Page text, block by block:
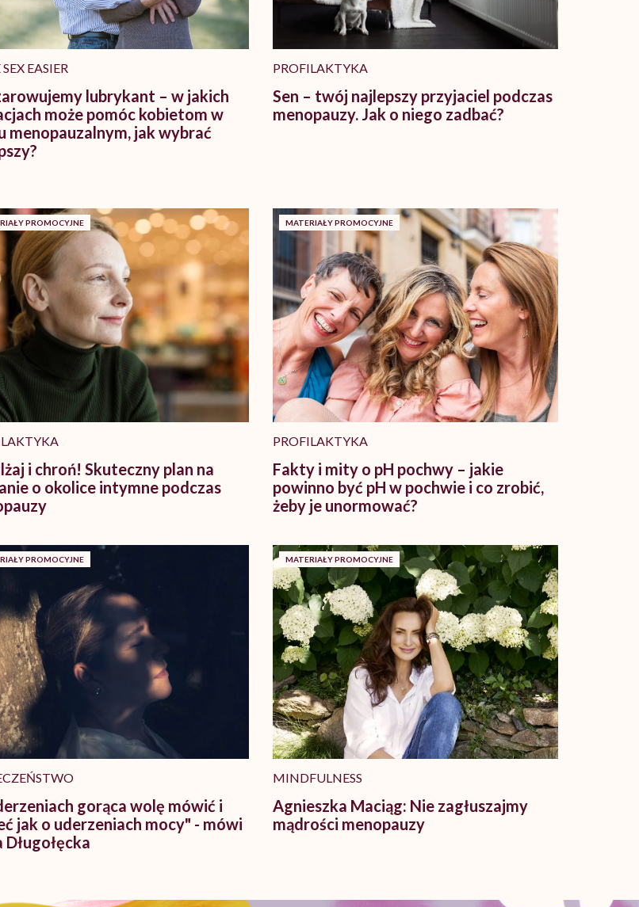
EASIER
lubrykant – w jakich
może pomóc kobietom w
menopauzalnym, jak wybrać
PROFILAKTYKA
Sen – twój najlepszy przyjaciel podczas
menopauzy. Jak o niego zadbać?
PROMOCYJNE
i chroń! Skuteczny plan na
o okolice intymne podczas
MATERIAŁY PROMOCYJNE
PROFILAKTYKA
Fakty i mity o pH pochwy – jakie
powinno być pH w pochwie i co zrobić,
żeby je unormować?
PROMOCYJNE
gorąca wolę mówić i
jak o uderzeniach mocy" - mówi
Długołęcka
MATERIAŁY PROMOCYJNE
MINDFULNESS
Agnieszka Maciąg: Nie zagłuszajmy
mądrości menopauzy